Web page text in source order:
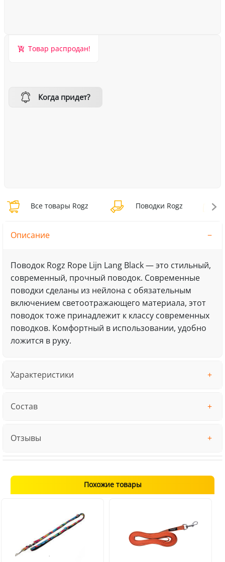
Товар распродан!
Когда придет?
Все товары Rogz Поводки Rogz
Описание
Поводок Rogz Rope Lijn Lang Black — это стильный,
современный, прочный поводок. Современные
поводки сделаны из нейлона с обязательным
включением светоотражающего материала, этот
поводок тоже принадлежит к классу современных
поводков. Комфортный в использовании, удобно
ложится в руку.
Характеристики
Состав
Отзывы
Похожие товары